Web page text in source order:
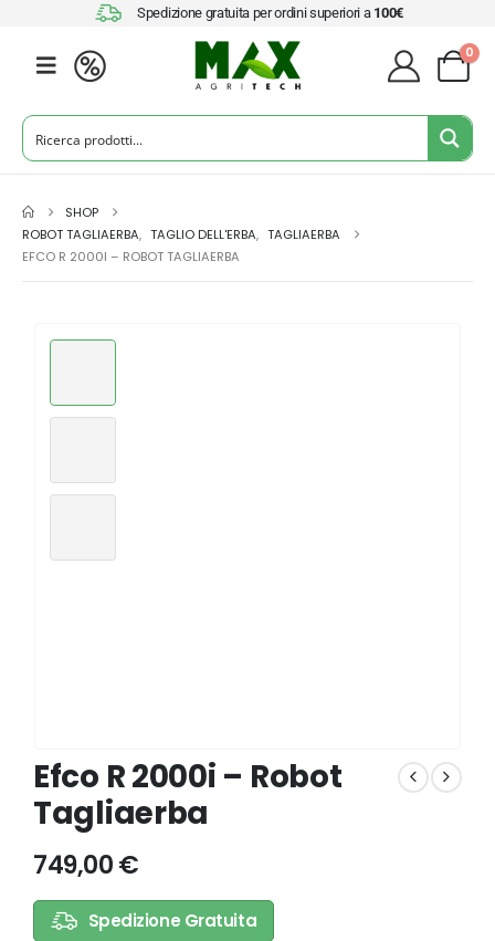
Spedizione gratuita per ordini superiori a 100€
0
SHOP
ROBOT TAGLIAERBA, TAGLIO DELL'ERBA, TAGLIAERBA
EFCO R 2000I – ROBOT TAGLIAERBA
Efco R 2000i – Robot
Tagliaerba
749,00€
Spedizione Gratuita